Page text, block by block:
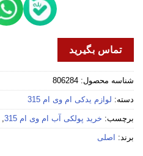
تماس بگیرید
شناسه محصول: 806284
دسته: لوازم یدکی ام وی ام 315
برچسب: خرید پولکی آب ام وی ام 315 ,
برند: اصلی